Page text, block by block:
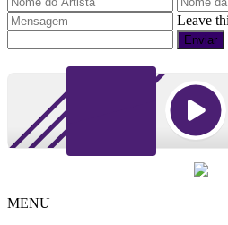
Leave
MENU